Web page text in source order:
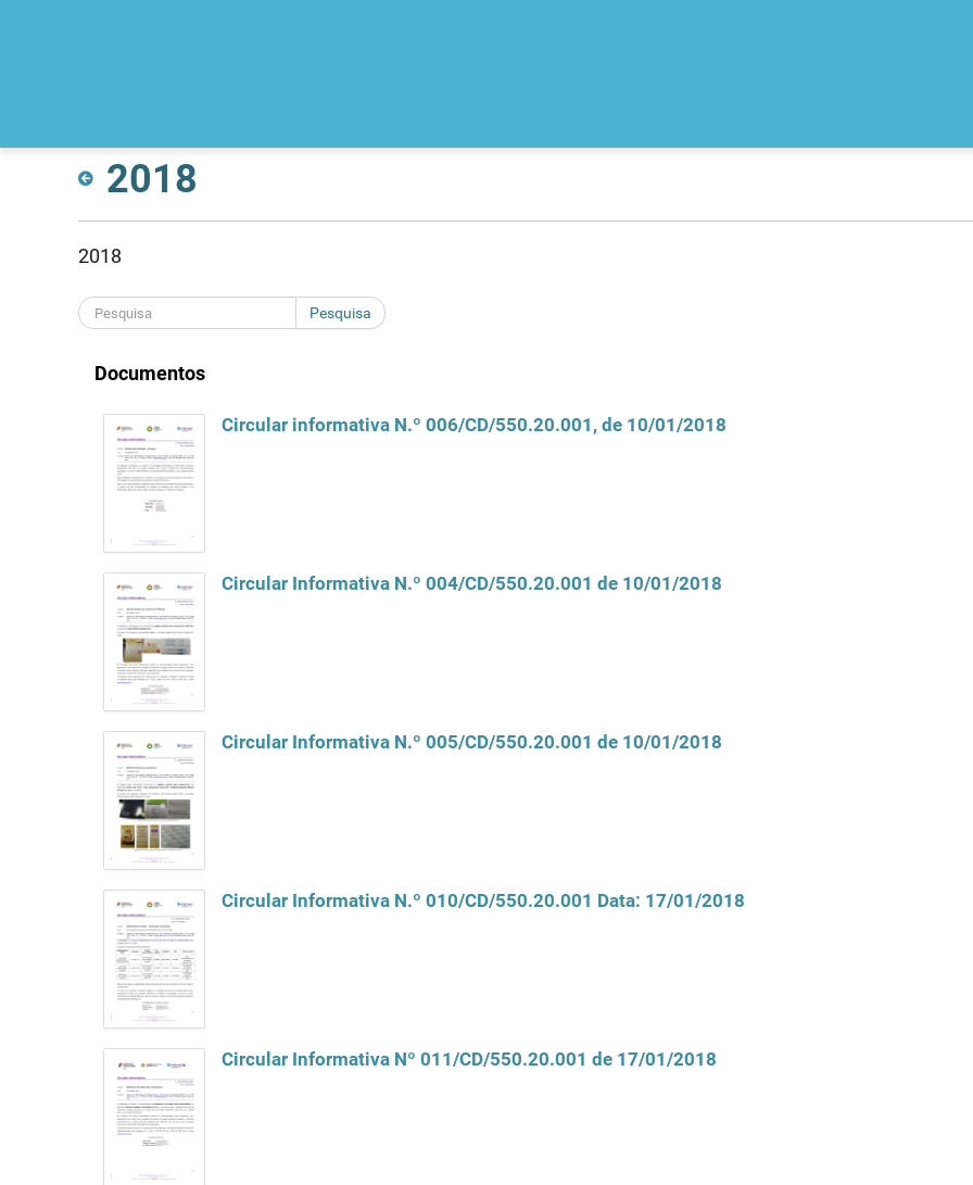
2018
2018
Pesquisa
Documentos
Circular informativa N.º 006/CD/550.20.001, de 10/01/2018
Circular Informativa N.º 004/CD/550.20.001 de 10/01/2018
Circular Informativa N.º 005/CD/550.20.001 de 10/01/2018
Circular Informativa N.º 010/CD/550.20.001 Data: 17/01/2018
Circular Informativa Nº 011/CD/550.20.001 de 17/01/2018